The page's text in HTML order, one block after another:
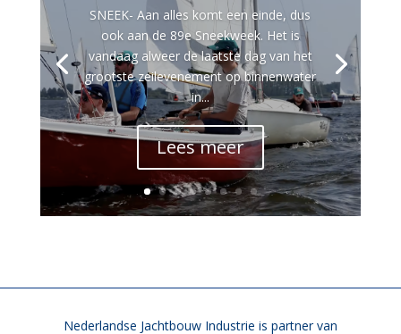
SNEEK- Aan alles komt een einde, dus
ook aan de 89e Sneekweek. Het is
vandaag alweer de laatste dag van het
grootste zeilevenement op binnenwater
in...
Lees meer
Nederlandse Jachtbouw Industrie is partner van